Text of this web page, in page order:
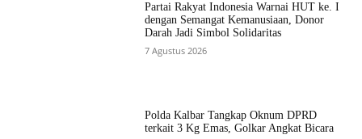
Partai Rakyat Indonesia Warnai HUT ke. I
dengan Semangat Kemanusiaan, Donor
Darah Jadi Simbol Solidaritas
7 Agustus 2026
Polda Kalbar Tangkap Oknum DPRD
terkait 3 Kg Emas, Golkar Angkat Bicara